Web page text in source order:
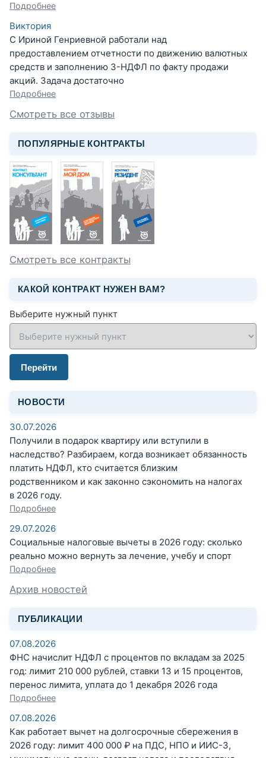
Подробнее
Виктория
С Ириной Генриевной работали над
предоставлением отчетности по движению валютных
средств и заполнению 3-НДФЛ по факту продажи
акций. Задача достаточно
Подробнее
Смотреть все отзывы
ПОПУЛЯРНЫЕ КОНТРАКТЫ
Смотреть все контракты
КАКОЙ КОНТРАКТ НУЖЕН ВАМ?
Выберите нужный пункт
Перейти
НОВОСТИ
30.07.2026
Получили в подарок квартиру или вступили в
наследство? Разбираем, когда возникает обязанность
платить НДФЛ, кто считается близким
родственником и как законно сэкономить на налогах
в 2026 году.
Подробнее
29.07.2026
Социальные налоговые вычеты в 2026 году: сколько
реально можно вернуть за лечение, учебу и спорт
Подробнее
Архив новостей
ПУБЛИКАЦИИ
07.08.2026
ФНС начислит НДФЛ с процентов по вкладам за 2025
год: лимит 210 000 рублей, ставки 13 и 15 процентов,
перенос лимита, уплата до 1 декабря 2026 года
Подробнее
07.08.2026
Как работает вычет на долгосрочные сбережения в
2026 году: лимит 400 000 ₽ на ПДС, НПО и ИИС-3,